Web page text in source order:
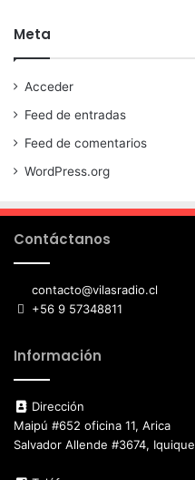
Meta
Acceder
Feed de entradas
Feed de comentarios
WordPress.org
Contáctanos
contacto@vilasradio.cl
+56 9 57348811
Información
Dirección
Maipú #652 oficina 11, Arica
Salvador Allende #3674, Iquique